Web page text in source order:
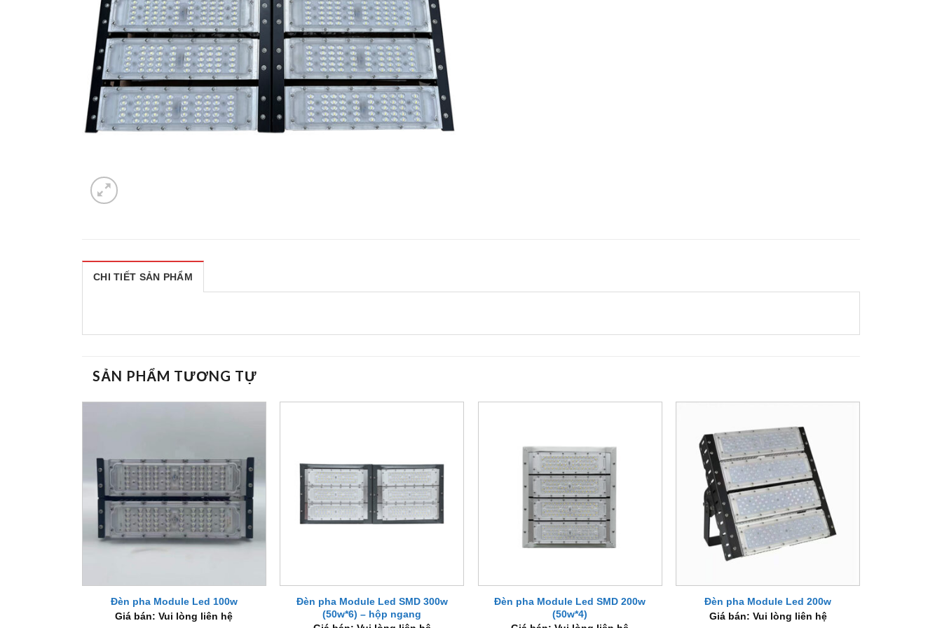
CHI TIẾT SẢN PHẨM
SẢN PHẨM TƯƠNG TỰ
Đèn pha Module Led 100w
Giá bán: Vui lòng liên hệ
Đèn pha Module Led SMD 300w
(50w*6) – hộp ngang
Đèn pha Module Led SMD 200w
(50w*4)
Đèn pha Module Led 200w
Giá bán: Vui lòng liên hệ